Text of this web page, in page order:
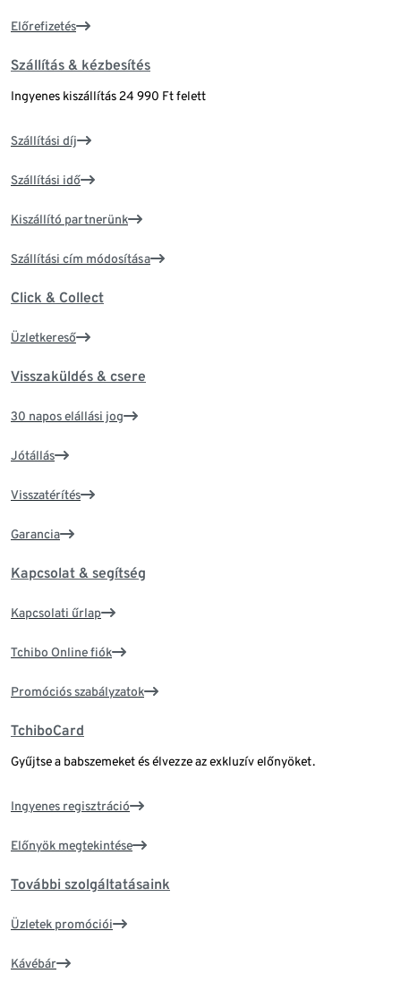
Előrefizetés
Szállítás & kézbesítés
Ingyenes kiszállítás 24 990 Ft felett
Szállítási díj
Szállítási idő
Kiszállító partnerünk
Szállítási cím módosítása
Click & Collect
Üzletkereső
Visszaküldés & csere
30 napos elállási jog
Jótállás
Visszatérítés
Garancia
Kapcsolat & segítség
Kapcsolati űrlap
Tchibo Online fiók
Promóciós szabályzatok
TchiboCard
Gyűjtse a babszemeket és élvezze az exkluzív előnyöket.
Ingyenes regisztráció
Előnyök megtekintése
További szolgáltatásaink
Üzletek promóciói
Kávébár